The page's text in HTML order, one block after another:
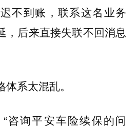
不到账，联系这名业务
，后来直接失联不回消息
系太混乱。
咨询平安车险续保的问